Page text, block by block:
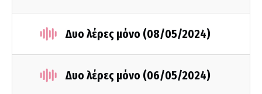
Δυο λέρες μόνο (08/05/2024)
Δυο λέρες μόνο (06/05/2024)